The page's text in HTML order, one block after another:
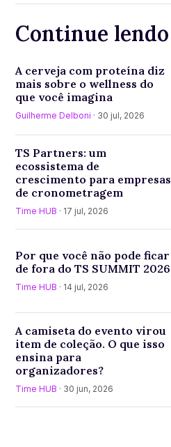
Continue lendo
A cerveja com proteína diz
mais sobre o wellness do
que você imagina
Guilherme Delboni · 30 jul, 2026
TS Partners: um
ecossistema de
crescimento para empresas
de cronometragem
Time HUB · 17 jul, 2026
Por que você não pode ficar
de fora do TS SUMMIT 2026
Time HUB · 14 jul, 2026
A camiseta do evento virou
item de coleção. O que isso
ensina para
organizadores?
Time HUB · 30 jun, 2026